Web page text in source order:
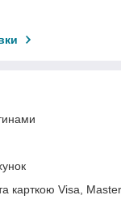
карткою Visa,